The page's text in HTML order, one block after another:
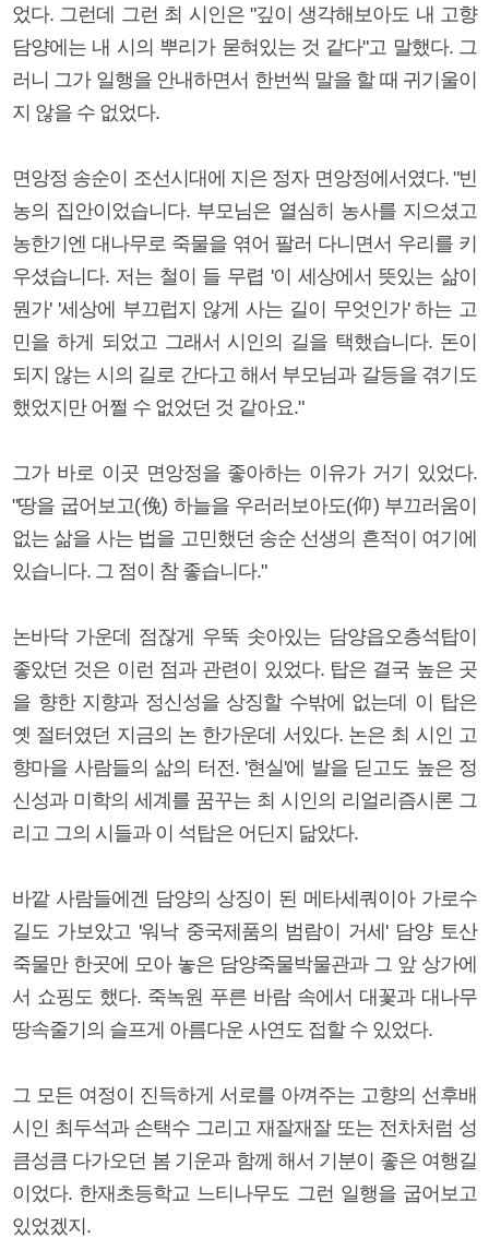
었다. 그런데 그런 최 시인은 "깊이 생각해보아도 내 고향
담양에는 내 시의 뿌리가 묻혀있는 것 같다"고 말했다. 그
러니 그가 일행을 안내하면서 한번씩 말을 할 때 귀기울이
지 않을 수 없었다.
면앙정 송순이 조선시대에 지은 정자 면앙정에서였다. "빈
농의 집안이었습니다. 부모님은 열심히 농사를 지으셨고
농한기엔 대나무로 죽물을 엮어 팔러 다니면서 우리를 키
우셨습니다. 저는 철이 들 무렵 '이 세상에서 뜻있는 삶이
뭔가' '세상에 부끄럽지 않게 사는 길이 무엇인가' 하는 고
민을 하게 되었고 그래서 시인의 길을 택했습니다. 돈이
되지 않는 시의 길로 간다고 해서 부모님과 갈등을 겪기도
했었지만 어쩔 수 없었던 것 같아요."
그가 바로 이곳 면앙정을 좋아하는 이유가 거기 있었다.
"땅을 굽어보고(俛) 하늘을 우러러보아도(仰) 부끄러움이
없는 삶을 사는 법을 고민했던 송순 선생의 흔적이 여기에
있습니다. 그 점이 참 좋습니다."
논바닥 가운데 점잖게 우뚝 솟아있는 담양읍오층석탑이
좋았던 것은 이런 점과 관련이 있었다. 탑은 결국 높은 곳
을 향한 지향과 정신성을 상징할 수밖에 없는데 이 탑은
옛 절터였던 지금의 논 한가운데 서있다. 논은 최 시인 고
향마을 사람들의 삶의 터전. '현실'에 발을 딛고도 높은 정
신성과 미학의 세계를 꿈꾸는 최 시인의 리얼리즘시론 그
리고 그의 시들과 이 석탑은 어딘지 닮았다.
바깥 사람들에겐 담양의 상징이 된 메타세쿼이아 가로수
길도 가보았고 '워낙 중국제품의 범람이 거세' 담양 토산
죽물만 한곳에 모아 놓은 담양죽물박물관과 그 앞 상가에
서 쇼핑도 했다. 죽녹원 푸른 바람 속에서 대꽃과 대나무
땅속줄기의 슬프게 아름다운 사연도 접할 수 있었다.
그 모든 여정이 진득하게 서로를 아껴주는 고향의 선후배
시인 최두석과 손택수 그리고 재잘재잘 또는 전차처럼 성
큼성큼 다가오던 봄 기운과 함께 해서 기분이 좋은 여행길
이었다. 한재초등학교 느티나무도 그런 일행을 굽어보고
있었겠지.